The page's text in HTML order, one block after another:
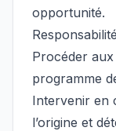
opportunité.
Procéder
programme
Intervenir en
l’origine et